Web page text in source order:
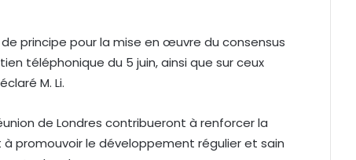
principe pour la mise en œuvre du consensus
téléphonique du 5 juin, ainsi que sur ceux
M. Li.
de Londres contribueront à renforcer la
promouvoir le développement régulier et sain